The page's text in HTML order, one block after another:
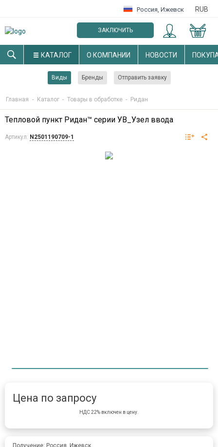
Россия, Ижевск RUB
ЗАКЛЮЧИТЬ
ОПТОВЫЙ ДОГОВОР
КАТАЛОГ О КОМПАНИИ НОВОСТИ
Виды Бренды Отправить заявку
Главная - Каталог - Товары в обработке - Ридан
Тепловой пункт Ридан™ серии УВ_Узел ввода
Артикул: N2501190709-1
Цена по запросу
НДС 22% включен в цену.
Получение: Россия, Ижевск